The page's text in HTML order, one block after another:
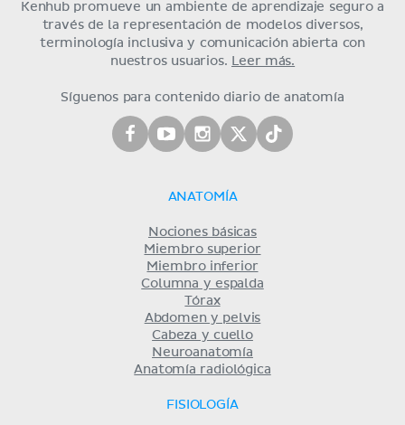
Kenhub promueve un ambiente de aprendizaje seguro a
través de la representación de modelos diversos,
terminología inclusiva y comunicación abierta con
nuestros usuarios. Leer más.
Síguenos para contenido diario de anatomía
ANATOMÍA
Nociones básicas
Miembro superior
Miembro inferior
Columna y espalda
Tórax
Abdomen y pelvis
Cabeza y cuello
Neuroanatomía
Anatomía radiológica
FISIOLOGÍA